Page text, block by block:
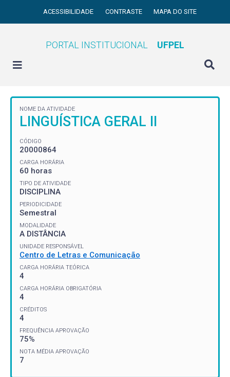
ACESSIBILIDADE CONTRASTE MAPA DO SITE
PORTAL INSTITUCIONAL UFPEL
NOME DA ATIVIDADE
LINGUÍSTICA GERAL II
CÓDIGO
20000864
CARGA HORÁRIA
60 horas
TIPO DE ATIVIDADE
DISCIPLINA
PERIODICIDADE
Semestral
MODALIDADE
A DISTÂNCIA
UNIDADE RESPONSÁVEL
Centro de Letras e Comunicação
CARGA HORÁRIA TEÓRICA
4
CARGA HORÁRIA OBRIGATÓRIA
4
CRÉDITOS
4
FREQUÊNCIA APROVAÇÃO
75%
NOTA MÉDIA APROVAÇÃO
7